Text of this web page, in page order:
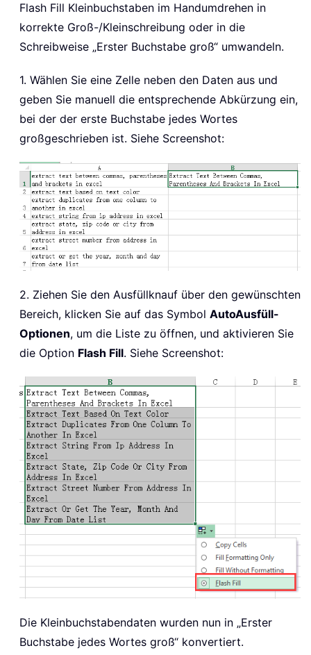
Flash Fill Kleinbuchstaben im Handumdrehen in
korrekte Groß-/Kleinschreibung oder in die
Schreibweise „Erster Buchstabe groß“ umwandeln.
1. Wählen Sie eine Zelle neben den Daten aus und
geben Sie manuell die entsprechende Abkürzung ein,
bei der der erste Buchstabe jedes Wortes
großgeschrieben ist. Siehe Screenshot:
2. Ziehen Sie den Ausfüllknauf über den gewünschten
Bereich, klicken Sie auf das Symbol AutoAusfüll-
Optionen, um die Liste zu öffnen, und aktivieren Sie
die Option Flash Fill. Siehe Screenshot:
Die Kleinbuchstabendaten wurden nun in „Erster
Buchstabe jedes Wortes groß“ konvertiert.